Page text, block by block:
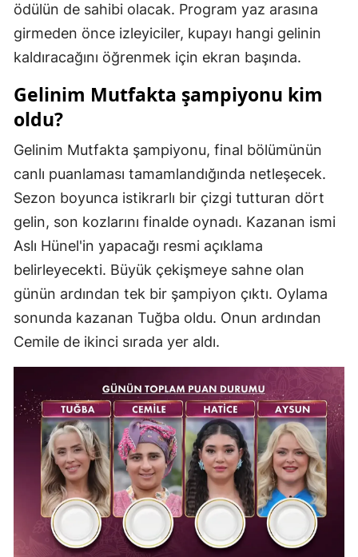
İstanbul
İzmir
Kastamonu
Kayseri
Kırklareli
Kırşehir
Kocaeli
Konya
Kütahya
Malatya
Manisa
Kahramanmaraş
Mardin
Muğla
Muş
Nevşehir
ödülün de sahibi olacak. Program yaz arasına
girmeden önce izleyiciler, kupayı hangi gelinin
kaldıracağını öğrenmek için ekran başında.
Gelinim Mutfakta şampiyonu kim
oldu?
Gelinim Mutfakta şampiyonu, final bölümünün
canlı puanlaması tamamlandığında netleşecek.
Sezon boyunca istikrarlı bir çizgi tutturan dört
gelin, son kozlarını finalde oynadı. Kazanan ismi
Aslı Hünel'in yapacağı resmi açıklama
belirleyecekti. Büyük çekişmeye sahne olan
günün ardından tek bir şampiyon çıktı. Oylama
sonunda kazanan Tuğba oldu. Onun ardından
Cemile de ikinci sırada yer aldı.